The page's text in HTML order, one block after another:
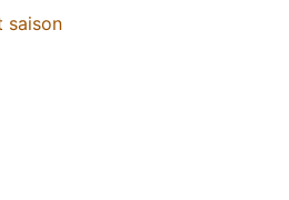
saison